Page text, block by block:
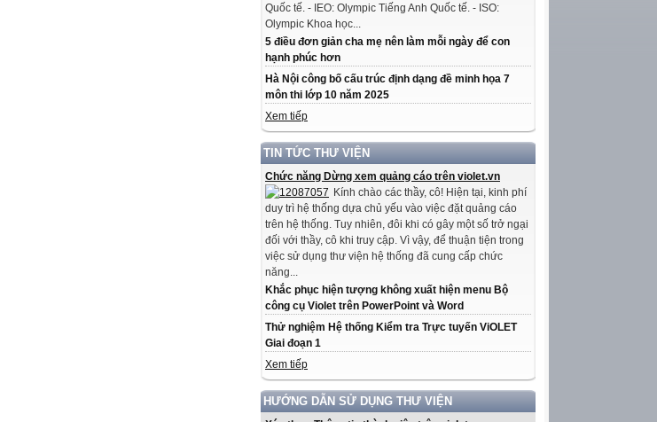
Quốc tế. - IEO: Olympic Tiếng Anh Quốc tế. - ISO:
Olympic Khoa học...
5 điều đơn giản cha mẹ nên làm mỗi ngày để con
hạnh phúc hơn
Hà Nội công bố cấu trúc định dạng đề minh họa 7
môn thi lớp 10 năm 2025
Xem tiếp
TIN TỨC THƯ VIỆN
Chức năng Dừng xem quảng cáo trên violet.vn
Kính chào các thầy, cô! Hiện tại, kinh phí
duy trì hệ thống dựa chủ yếu vào việc đặt quảng cáo
trên hệ thống. Tuy nhiên, đôi khi có gây một số trở ngại
đối với thầy, cô khi truy cập. Vì vậy, để thuận tiện trong
việc sử dụng thư viện hệ thống đã cung cấp chức
năng...
Khắc phục hiện tượng không xuất hiện menu Bộ
công cụ Violet trên PowerPoint và Word
Thử nghiệm Hệ thống Kiểm tra Trực tuyến ViOLET
Giai đoạn 1
Xem tiếp
HƯỚNG DẪN SỬ DỤNG THƯ VIỆN